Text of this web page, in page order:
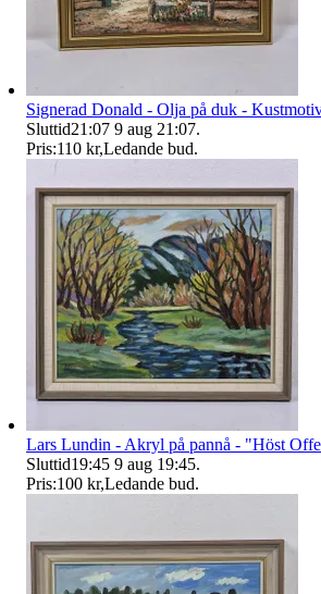
Signerad Donald - Olja på duk -
Sluttid21:07 9 aug 21:07.
Pris:110 kr,Ledande bud.
Lars Lundin - Akryl på pannå - "Höst
Sluttid19:45 9 aug 19:45.
Pris:100 kr,Ledande bud.